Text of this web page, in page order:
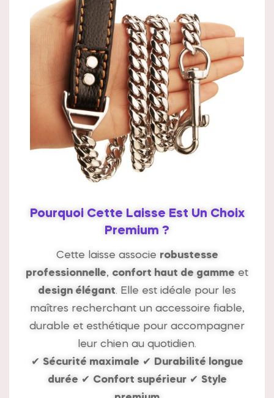
Pourquoi Cette Laisse Est Un Choix
Premium ?
Cette laisse associe robustesse
professionnelle, confort haut de gamme et
design élégant. Elle est idéale pour les
maîtres recherchant un accessoire fiable,
durable et esthétique pour accompagner
leur chien au quotidien.
✔ Sécurité maximale ✔ Durabilité longue
durée ✔ Confort supérieur✔ Style